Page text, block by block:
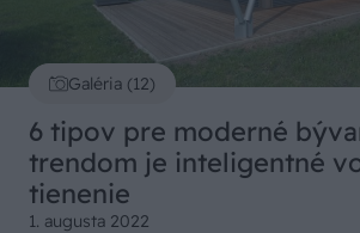
Galéria (12)
6 tipov pre moderné
trendom je inteligentné
tienenie
1. augusta 2022